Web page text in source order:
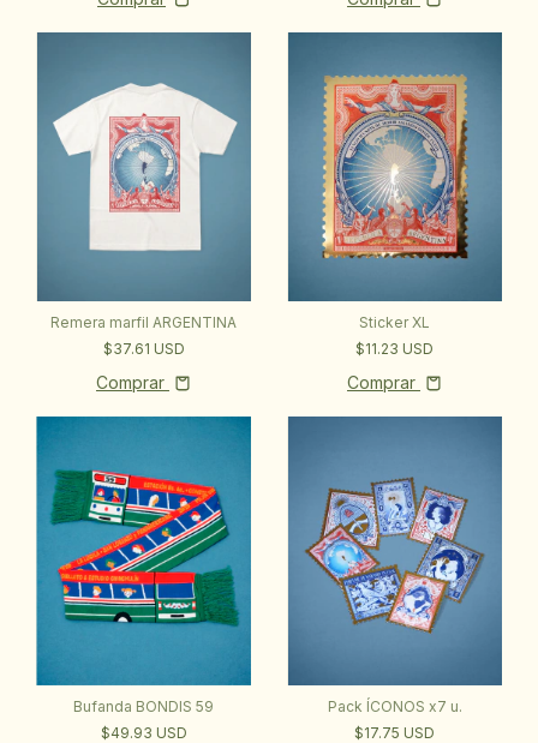
Remera marfil ARGENTINA
$37.61 USD
Comprar
Sticker XL
$11.23 USD
Comprar
Bufanda BONDIS 59
$49.93 USD
Pack ÍCONOS x7 u.
$17.75 USD